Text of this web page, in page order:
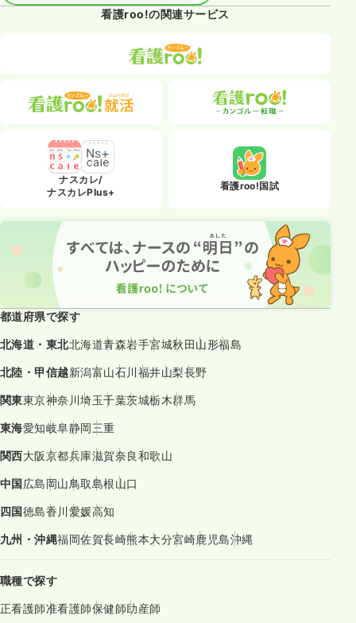
看護roo!の関連サービス
ナスカレ/
ナスカレPlus+
看護roo!国試
都道府県で探す
北海道・東北北海道青森岩手宮城秋田 山形福島
北陸・甲信越新潟富山石川 福井山梨長野
関東東京神奈川埼玉千葉茨城栃木群馬
東海愛知岐阜静岡三重
関西大阪京都兵庫滋賀奈良和歌山
中国 広島 岡山鳥取島根山口
四国徳島香川 愛媛高知
九州・沖縄福岡佐賀長崎熊本大分宮崎鹿児島沖縄
職種で探す
正看護師准看護師保健師助産師